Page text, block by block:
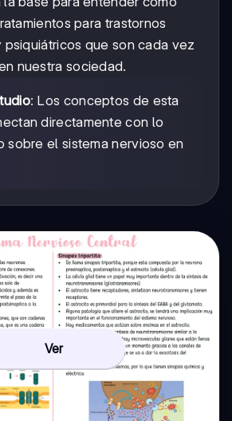
para trastornos
que son cada vez
nuestra sociedad.
: Los conceptos de esta
directamente con lo
sobre el sistema nervioso en
Ver